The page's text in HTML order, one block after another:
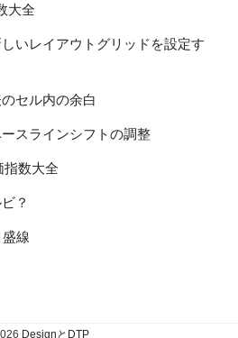
大全
いレイアウトグリッドを設定す
セル内の余白
スラインシフトの調整
指数大全
？
盛線
DesignとDTP